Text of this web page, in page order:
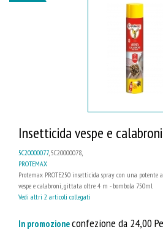
Insetticida vespe e
5C20000077, 5C20000078,
PROTEMAX
Protemax PROTE250 insetticida spray con una
vespe e calabroni, gittata oltre 4 m - bombola 750ml
Vedi altri 2 articoli collegati
In promozioneconfezione da 24,00